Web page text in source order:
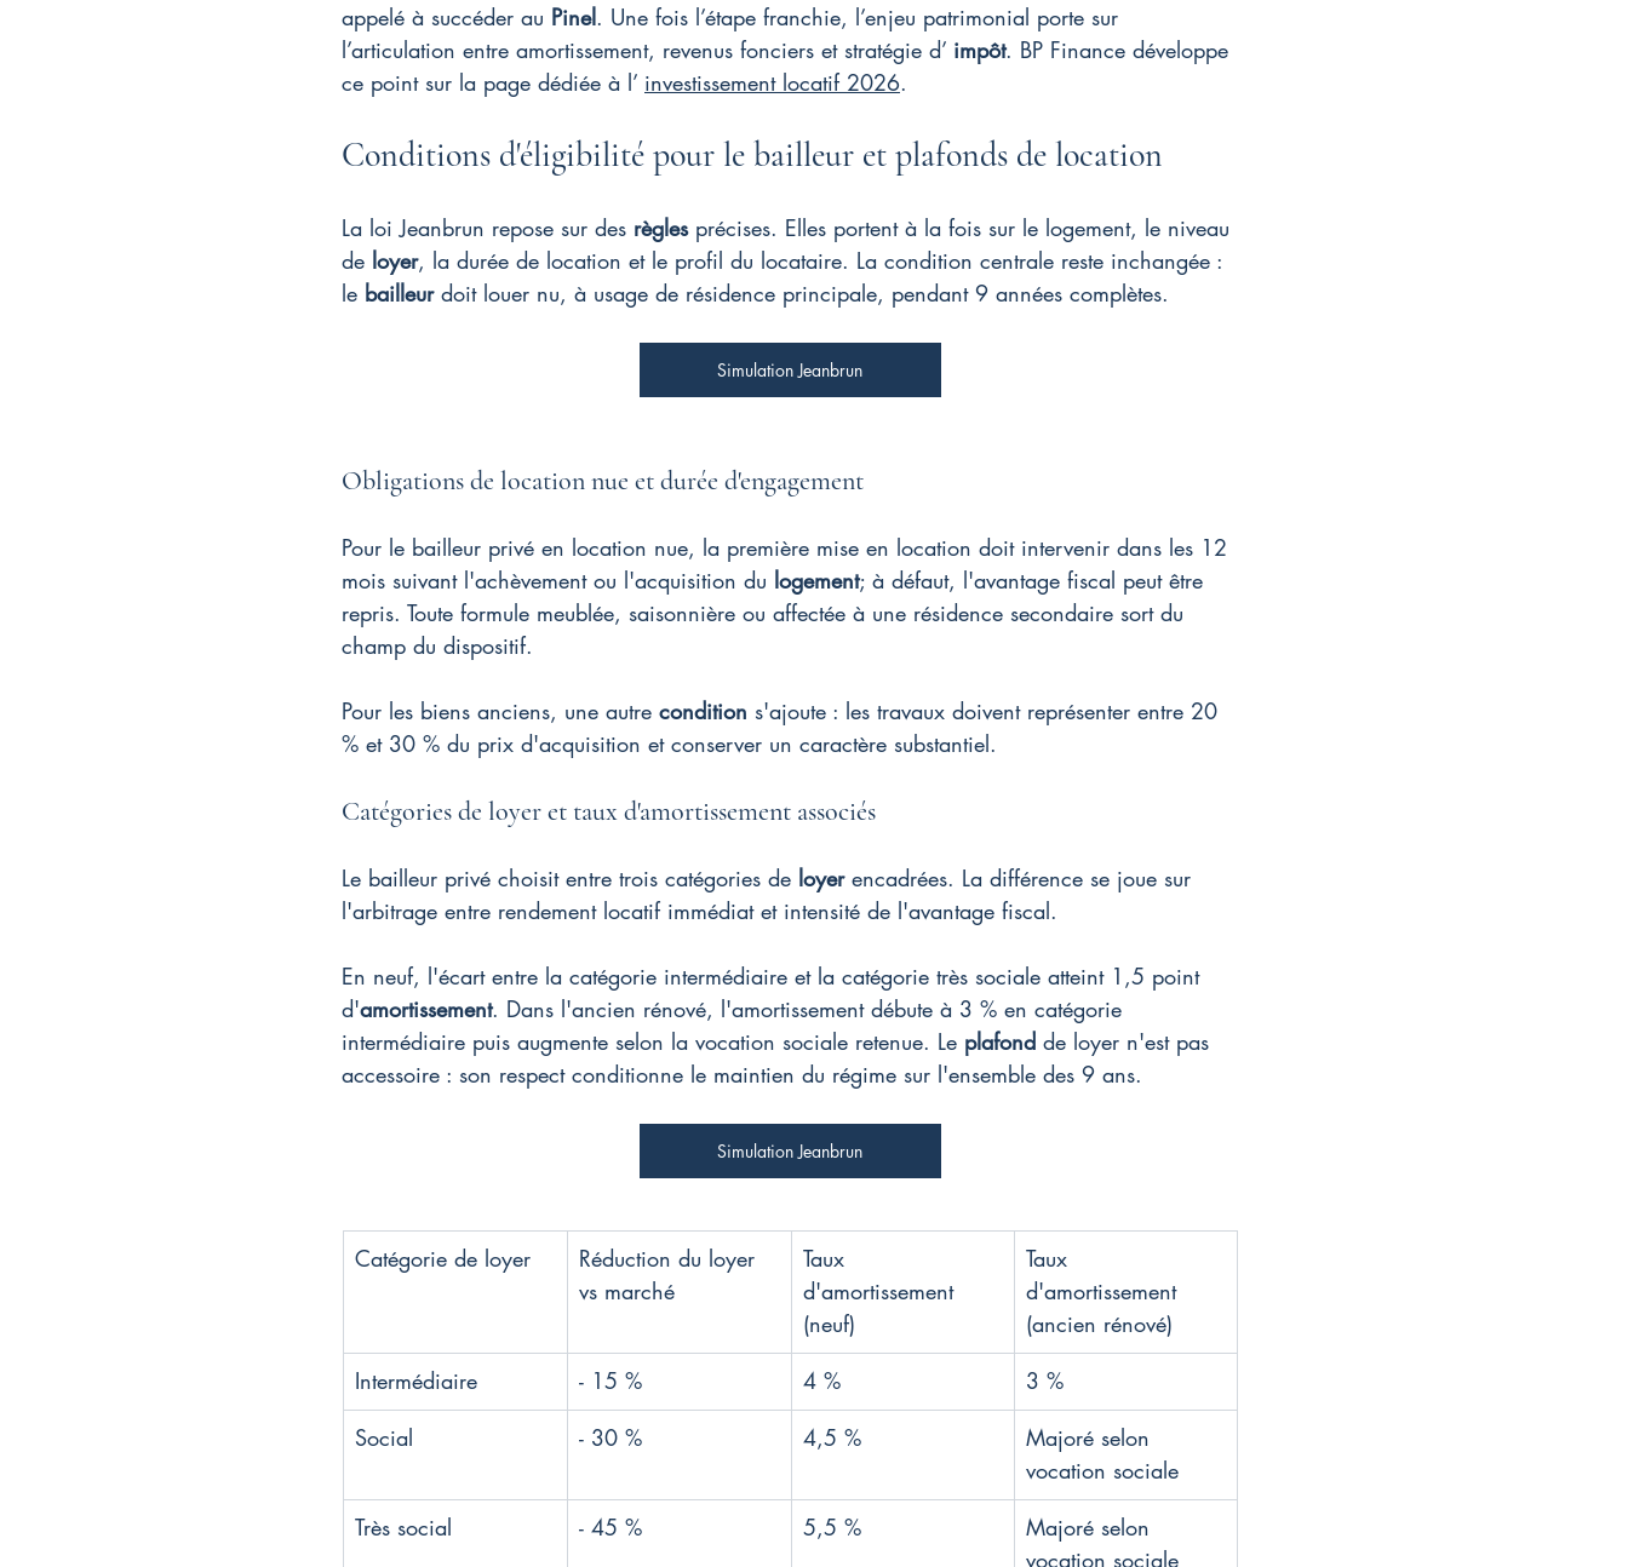
appelé à succéder au Pinel. Une fois l’étape franchie, l’enjeu patrimonial porte sur
l’articulation entre amortissement, revenus fonciers et stratégie d’ impôt. BP Finance développe
ce point sur la page dédiée à l’ investissement locatif 2026.
Conditions d'éligibilité pour le bailleur et plafonds de location
La loi Jeanbrun repose sur des règles précises. Elles portent à la fois sur le logement, le niveau
de loyer, la durée de location et le profil du locataire. La condition centrale reste inchangée :
le bailleur doit louer nu, à usage de résidence principale, pendant 9 années complètes.
Simulation Jeanbrun
Obligations de location nue et durée d'engagement
Pour le bailleur privé en location nue, la première mise en location doit intervenir dans les 12
mois suivant l'achèvement ou l'acquisition du logement; à défaut, l'avantage fiscal peut être
repris. Toute formule meublée, saisonnière ou affectée à une résidence secondaire sort du
champ du dispositif.
Pour les biens anciens, une autre condition s'ajoute : les travaux doivent représenter entre 20
% et 30 % du prix d'acquisition et conserver un caractère substantiel.
Catégories de loyer et taux d'amortissement associés
Le bailleur privé choisit entre trois catégories de loyer encadrées. La différence se joue sur
l'arbitrage entre rendement locatif immédiat et intensité de l'avantage fiscal.
En neuf, l'écart entre la catégorie intermédiaire et la catégorie très sociale atteint 1,5 point
d'amortissement. Dans l'ancien rénové, l'amortissement débute à 3 % en catégorie
intermédiaire puis augmente selon la vocation sociale retenue. Le plafond de loyer n'est pas
accessoire : son respect conditionne le maintien du régime sur l'ensemble des 9 ans.
Simulation Jeanbrun
Catégorie de loyer
Réduction du loyer
vs marché
Taux
d'amortissement
(neuf)
Taux
d'amortissement
(ancien rénové)
Intermédiaire
- 15 % 4 %
3 %
Social
- 30 % 4,5 %
Majoré selon
vocation sociale
Très social
- 45 % 5,5 %
Majoré selon
vocation sociale